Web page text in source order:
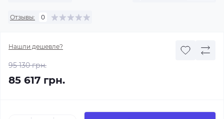
Отзывы: 0
Нашли дешевле?
95 130 грн.
85 617 грн.